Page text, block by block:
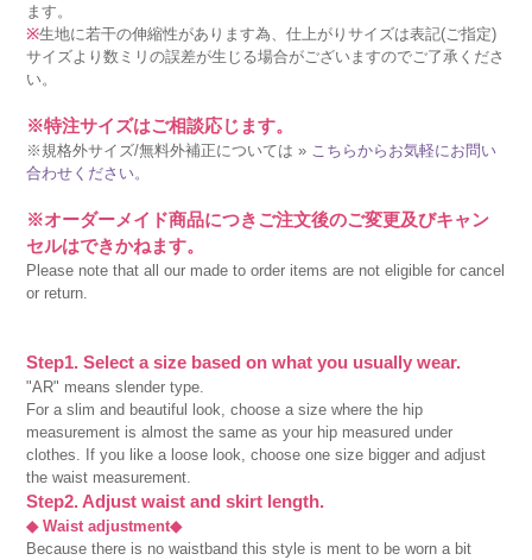
ます。
※生地に若干の伸縮性があります為、仕上がりサイズは表記(ご指定)
サイズより数ミリの誤差が生じる場合がございますのでご了承くださ
い。
※特注サイズはご相談応じます。
※規格外サイズ/無料外補正については » こちらからお気軽にお問い
合わせください。
※オーダーメイド商品につきご注文後のご変更及びキャン
セルはできかねます。
Please note that all our made to order items are not eligible for cancel
or return.
Step1. Select a size based on what you usually wear.
"AR" means slender type.
For a slim and beautiful look, choose a size where the hip
measurement is almost the same as your hip measured under
clothes. If you like a loose look, choose one size bigger and adjust
the waist measurement.
Step2. Adjust waist and skirt length.
◆ Waist adjustment◆
Because there is no waistband this style is ment to be worn a bit